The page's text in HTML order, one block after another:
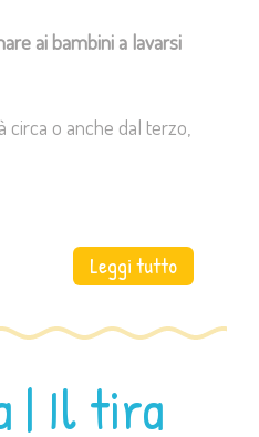
ai bambini a lavarsi
circa o anche dal terzo,
Leggi tutto
| Il tira